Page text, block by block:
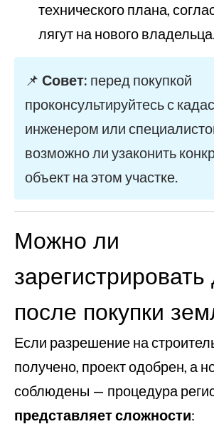
технического плана,
лягут на нового
📌 Совет: перед покупкой
проконсультируйтесь с
инженером или
возможно ли узаконить
объект на этом участке.
Можно ли
после покупки
Если разрешение на
получено, проект одобрен, а
соблюдены — процедура
представляет сложности: